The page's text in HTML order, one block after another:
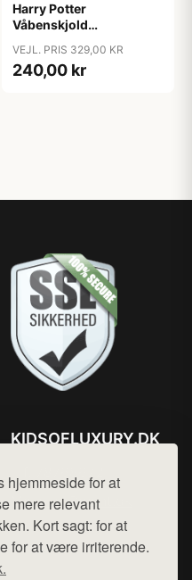
hjemmeside for at
mere relevant
Kort sagt: for at
for at være irriterende.
Harry Potter
Våbenskjold
VEJL. PRIS 329,00 KR
240,00 kr
KIDSOFLUXURY.DK
Mail: hej@want.dk
Cookie- og privatlivspolitik